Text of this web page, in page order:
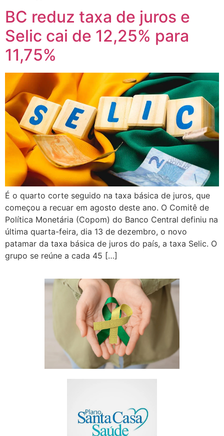
BC reduz taxa de juros e
Selic cai de 12,25% para
11,75%
É o quarto corte seguido na taxa básica de juros, que
começou a recuar em agosto deste ano. O Comitê de
Política Monetária (Copom) do Banco Central definiu na
última quarta-feira, dia 13 de dezembro, o novo
patamar da taxa básica de juros do país, a taxa Selic. O
grupo se reúne a cada 45 […]